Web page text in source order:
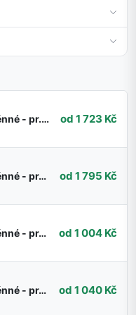
Autronic Hodiny nástěnné - pr. 68 cm HW4010 od 1 723 Kč
Autronic Hodiny nástěnné - pr. 58 cm HW4009 od 1 795 Kč
Autronic Hodiny nástěnné - pr. 60 cm HW4006 od 1 004 Kč
Autronic Hodiny nástěnné - pr. 60 cm HW4004 od 1 040 Kč